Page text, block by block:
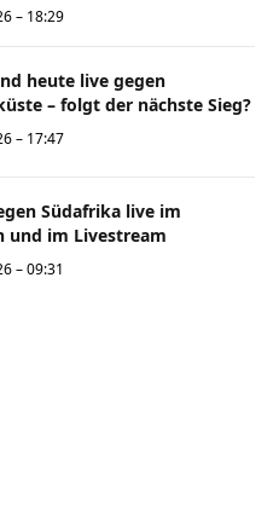
– 18:29
heute live gegen
– folgt der nächste Sieg?
– 17:47
Südafrika live im
und im Livestream
– 09:31